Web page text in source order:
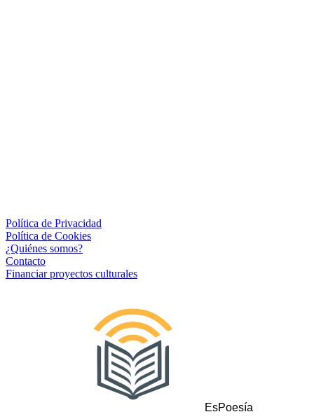
Política de Privacidad
Política de Cookies
¿Quiénes somos?
Contacto
Financiar proyectos culturales
EsPoesía